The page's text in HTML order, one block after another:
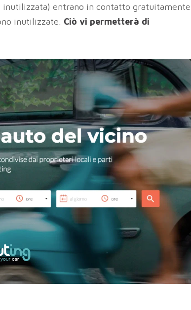
inutilizzata) entrano in contatto
inutilizzate. Ciò vi permetterà di